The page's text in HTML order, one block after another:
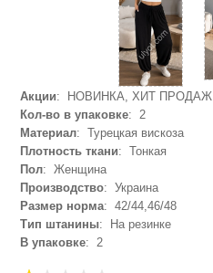
Акции: НОВИНКА, ХИТ ПРОДАЖ
Кол-во в упаковке: 2
Материал: Турецкая вискоза
Плотность ткани: Тонкая
Пол: Женщина
Производство: Украина
Размер норма: 42/44,46/48
Тип штанины: На резинке
В упаковке: 2